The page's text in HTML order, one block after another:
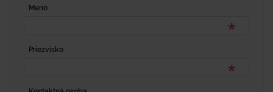
Meno
Priezvisko